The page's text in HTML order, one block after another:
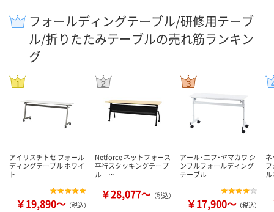
フォールディングテーブル/研修用テーブ
ル/折りたたみテーブルの売れ筋ランキン
グ
アイリスチトセ フォール
ディングテーブル ホワイ
ト
￥19,890～ （税込）
Netforce ネットフォース
平行スタッキングテーブ
ル …
￥28,077～ （税込）
アール・エフ・ヤマカワ シ
ンプルフォールディング
テーブル
￥17,900～ （税込）